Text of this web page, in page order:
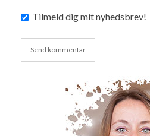
Tilmeld dig mit nyhedsbrev!